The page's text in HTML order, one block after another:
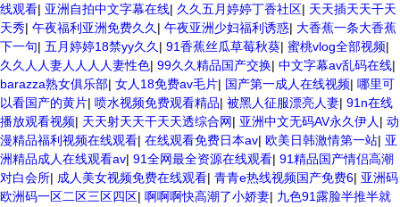
线观看| 亚洲自拍中文字幕在线| 久久五月婷婷丁香社区| 天天插天天干天
天秀| 午夜福利亚洲免费久久 | 午夜亚洲少妇福利诱惑| 大香蕉一条大香蕉
下一句| 五月婷婷18禁yy久久 | 91香蕉丝瓜草莓秋葵| 蜜桃vlog全部视频|
久久人人妻人人人人妻性色| 99久久精品国产交换| 中文字幕av乱码在线|
barazza熟女俱乐部| 女人18免费av毛片| 国产第一成人在线视频| 哪里可
以看国产的黄片| 喷水视频免费观看精品| 被黑人征服漂亮人妻| 91n在线
播放观看视频| 天天射天天干天天透综合网| 亚洲中文无码AV永久伊人 | 动
漫精品福利视频在线观看| 在线观看免费日本av| 欧美日韩激情第一站| 亚
洲精品成人在线观看av| 91全网最全资源在线观看| 91精品国产情侣高潮
对白会所| 成人美女视频免费在线观看| 青青e热线视频国产免费6| 亚洲码
欧洲码一区二区三区四区| 啊啊啊快高潮了小娇妻| 九色91露脸半推半就